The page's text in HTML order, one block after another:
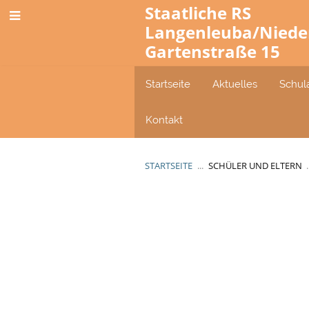
Staatliche RS
Langenleuba/
Gartenstraße 15
Startseite Aktuelles
Kontakt
STARTSEITE ... SCHÜLER UND ELTERN